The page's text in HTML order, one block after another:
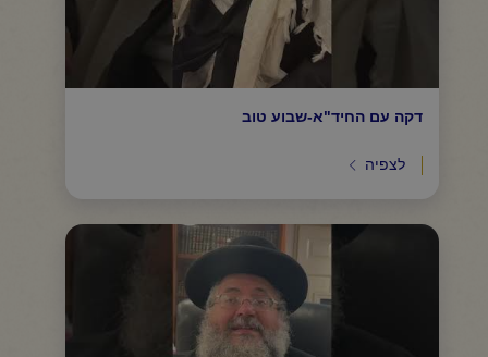
דקה עם החיד"א-שבוע טוב
לצפיה